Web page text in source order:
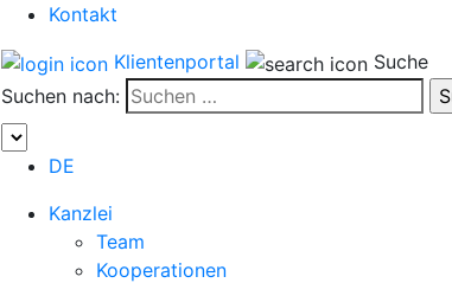
Kontakt
Klientenportal
Suche
Suchen nach:
DE
Kanzlei
Team
Kooperationen